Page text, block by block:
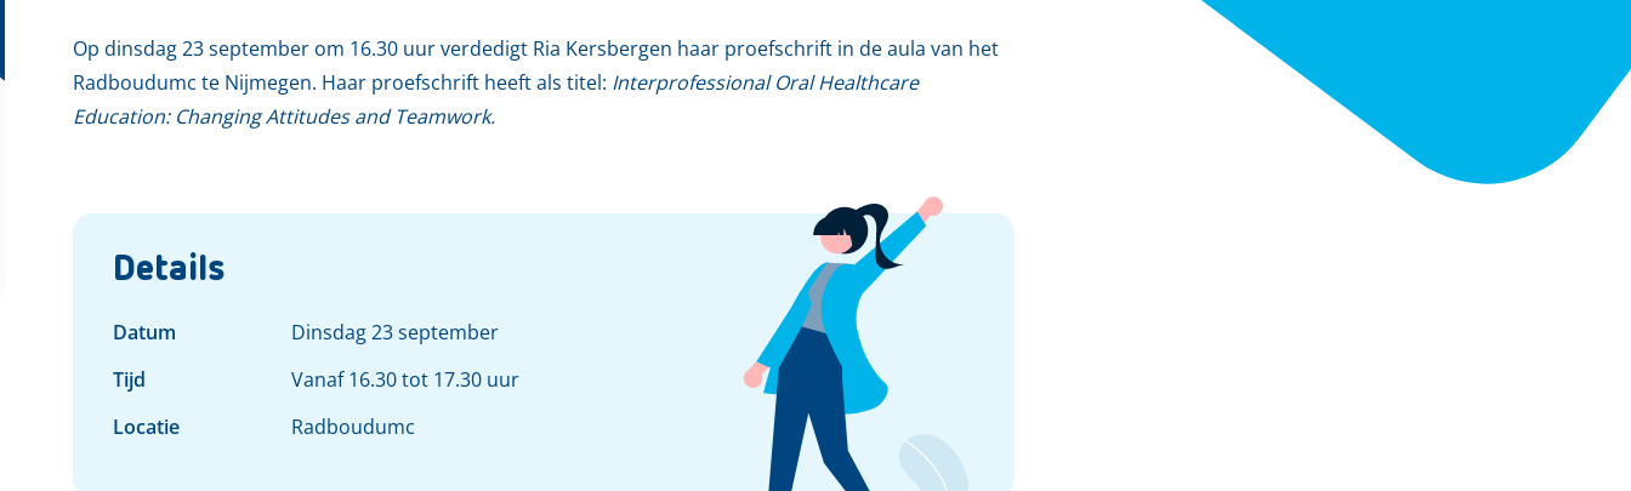
Op dinsdag 23 september om 16.30 uur verdedigt Ria Kersbergen haar proefschrift in de aula van het
Radboudumc te Nijmegen. Haar proefschrift heeft als titel: Interprofessional Oral Healthcare
Education: Changing Attitudes and Teamwork.
Details
Datum
Dinsdag 23 september
Tijd
Vanaf 16.30 tot 17.30 uur
Locatie
Radboudumc